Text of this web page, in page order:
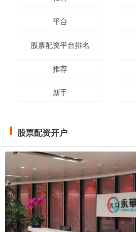
平台
股票配资平台排名
推荐
新手
股票配资开户